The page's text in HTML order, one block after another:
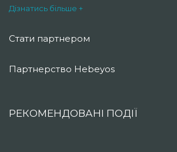
Дізнатись більше +
Стати партнером
Партнерство Hebeyos
РЕКОМЕНДОВАНІ ПОДІЇ